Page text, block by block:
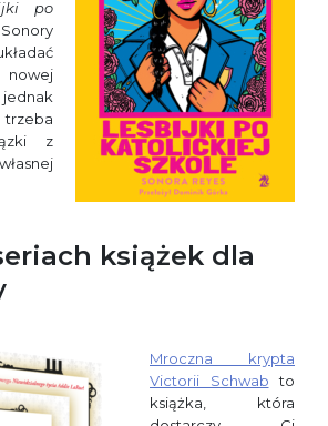
po
Sonory
z
książek dla
Mroczna krypta
Victorii Schwab to
książka, która